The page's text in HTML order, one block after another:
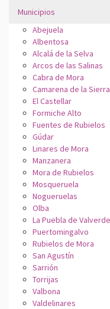
Municipios
Abejuela
Albentosa
Alcalá de la Selva
Arcos de las Salinas
Cabra de Mora
Camarena de la Sierra
El Castellar
Formiche Alto
Fuentes de Rubielos
Gúdar
Linares de Mora
Manzanera
Mora de Rubielos
Mosqueruela
Nogueruelas
Olba
La Puebla de Valverde
Puertomingalvo
Rubielos de Mora
San Agustín
Sarrión
Torrijas
Valbona
Valdelinares